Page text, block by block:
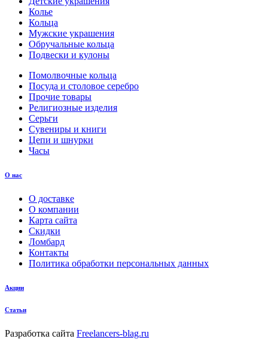
Колье
Кольца
Мужские украшения
Обручальные кольца
Подвески и кулоны
Помолвочные кольца
Посуда и столовое серебро
Прочие товары
Религиозные изделия
Серьги
Сувениры и книги
Цепи и шнурки
Часы
О нас
О доставке
О компании
Карта сайта
Скидки
Ломбард
Контакты
Политика обработки персональных данных
Акции
Статьи
Разработка сайта Freelancers-blag.ru